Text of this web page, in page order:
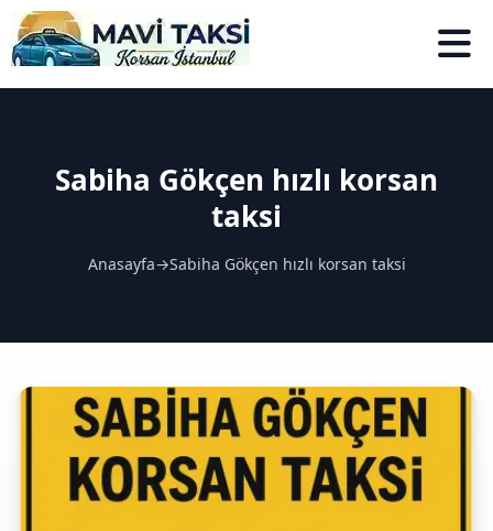
Sabiha Gökçen hızlı korsan
taksi
Anasayfa→Sabiha Gökçen hızlı korsan taksi